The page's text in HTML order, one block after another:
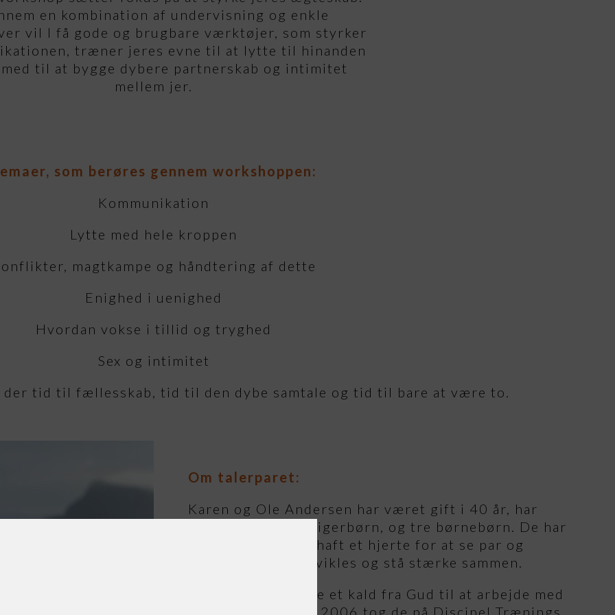
en kombination af undervisning og enkle
vil I få gode og brugbare værktøjer, som styrker
træner jeres evne til at lytte til hinanden
til at bygge dybere partnerskab og intimitet
mellem jer.
som berøres gennem workshoppen:
Kommunikation
Lytte med hele kroppen
magtkampe og håndtering af dette
Enighed i uenighed
Hvordan vokse i tillid og tryghed
Sex og intimitet
der tid til fællesskab, tid til den dybe samtale og tid til bare at være to.
Om talerparet:
Karen og Ole Andersen har været gift i 40 år, har
voksne børn og svigerbørn, og tre børnebørn. De har
gennem mange år haft et hjerte for at se par og
familier trives, udvikles og stå stærke sammen.
I 2003 oplevede de et kald fra Gud til at arbejde med
dette på fuld tid. I 2006 tog de på Discipel Trænings